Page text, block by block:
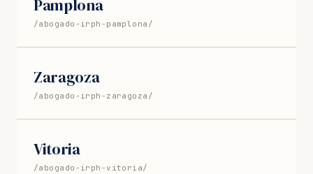
Pamplona
/abogado-irph-pamplona/
Zaragoza
/abogado-irph-zaragoza/
Vitoria
/abogado-irph-vitoria/